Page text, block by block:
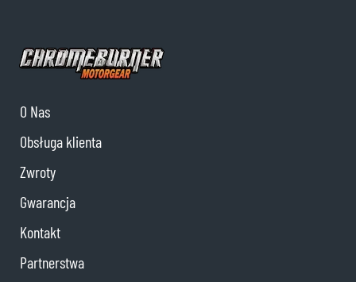
O Nas
Obsługa klienta
Zwroty
Gwarancja
Kontakt
Partnerstwa